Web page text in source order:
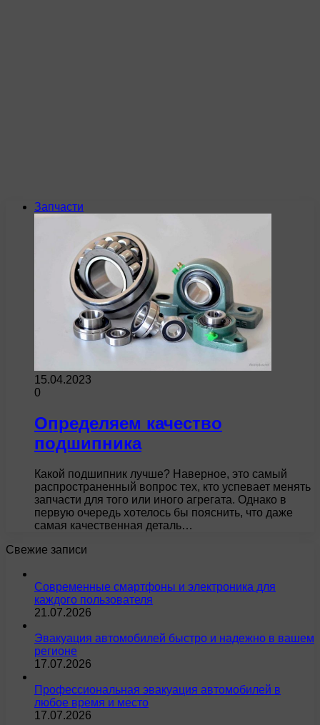
Запчасти
15.04.2023
0
Определяем качество
подшипника
Какой подшипник лучше? Наверное, это самый
распространенный вопрос тех, кто успевает менять
запчасти для того или иного агрегата. Однако в
первую очередь хотелось бы пояснить, что даже
самая качественная деталь…
Свежие записи
Современные смартфоны и электроника для
каждого пользователя
21.07.2026
Эвакуация автомобилей быстро и надежно в вашем
регионе
17.07.2026
Профессиональная эвакуация автомобилей в
любое время и место
17.07.2026